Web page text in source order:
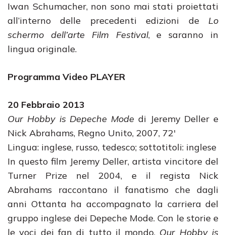
Iwan Schumacher, non sono mai stati proiettati
all’interno delle precedenti edizioni de Lo
schermo dell’arte Film Festival, e saranno in
lingua originale.
Programma Video PLAYER
20 Febbraio 2013
Our Hobby is Depeche Mode di Jeremy Deller e
Nick Abrahams, Regno Unito, 2007, 72′
Lingua: inglese, russo, tedesco; sottotitoli: inglese
In questo film Jeremy Deller, artista vincitore del
Turner Prize nel 2004, e il regista Nick
Abrahams raccontano il fanatismo che dagli
anni Ottanta ha accompagnato la carriera del
gruppo inglese dei Depeche Mode. Con le storie e
le voci dei fan di tutto il mondo, Our Hobby is